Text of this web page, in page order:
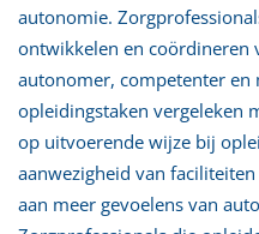
autonomie.
ontwikkelen en coördineren
autonomer, competenter en
opleidingstaken vergeleken
op uitvoerende wijze bij
aanwezigheid van
aan meer gevoelens van